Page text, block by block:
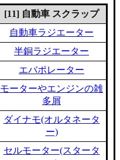
[11] 自動車 スクラップ
自動車ラジエーター
半銅ラジエーター
エバポレーター
モーターやエンジンの雑
多屑
ダイナモ(オルタネータ
ー)
セルモーター(スタータ